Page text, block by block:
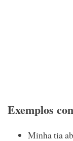
Exemplos
Minha tia